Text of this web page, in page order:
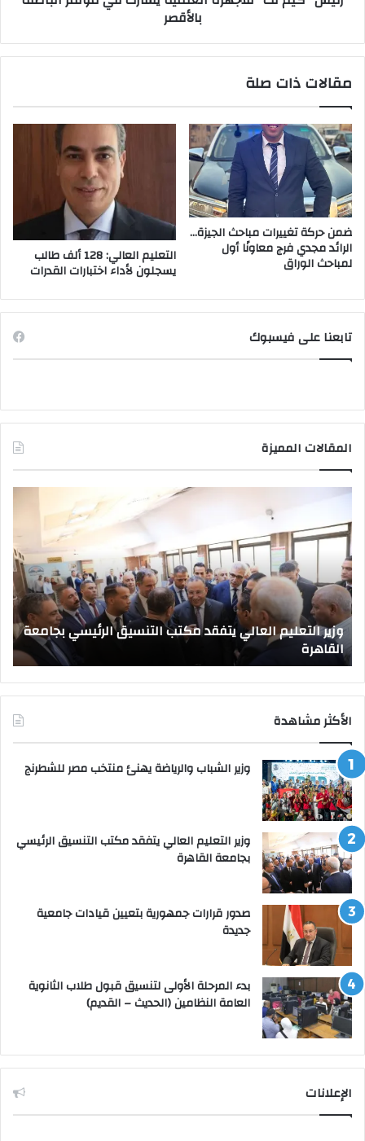
بالأقصر
مقالات ذات صلة
ضمن حركة تغييرات مباحث الجيزة…
الرائد مجدي فرج معاونًا أول
لمباحث الوراق التعليم العالي: 128 ألف طالب
يسجلون لأداء اختبارات القدرات
تابعنا على فيسبوك
المقالات المميزة
وزير
العالي
يتفقد
مكتب
التنسيق
الرئيسي
بجامعة
القاهرة
وزير التعليم العالي يتفقد مكتب التنسيق الرئيسي بجامعة
القاهرة
الأكثر مشاهدة
وزير الشباب والرياضة يهنئ منتخب مصر للشطرنج
وزير التعليم العالي يتفقد مكتب التنسيق الرئيسي
بجامعة القاهرة
صدور قرارات جمهورية بتعيين قيادات جامعية
جديدة
بدء المرحلة الأولى لتنسيق قبول طلاب الثانوية
العامة النظامين (الحديث – القديم)
الإعلانات